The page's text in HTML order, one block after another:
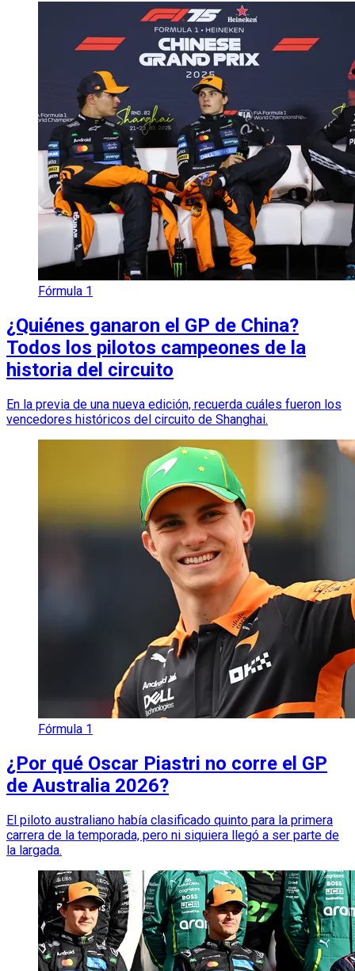
Fórmula 1
¿Quiénes ganaron el GP de China?
Todos los pilotos campeones de la
historia del circuito
En la previa de una nueva edición, recuerda cuáles fueron los
vencedores históricos del circuito de Shanghai.
Fórmula 1
¿Por qué Oscar Piastri no corre el GP
de Australia 2026?
El piloto australiano había clasificado quinto para la primera
carrera de la temporada, pero ni siquiera llegó a ser parte de
la largada.